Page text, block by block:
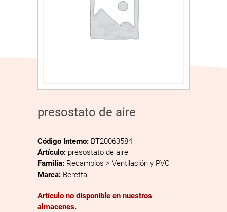
presostato de aire
Código Interno: BT20063584
Artículo: presostato de aire
Familia: Recambios > Ventilación y PVC
Marca: Beretta
Artículo no disponible en nuestros
almacenes.